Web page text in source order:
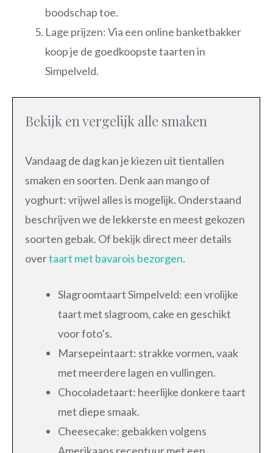
boodschap toe.
Lage prijzen: Via een online banketbakker
koop je de goedkoopste taarten in
Simpelveld.
Bekijk en vergelijk alle smaken
Vandaag de dag kan je kiezen uit tientallen
smaken en soorten. Denk aan mango of
yoghurt: vrijwel alles is mogelijk. Onderstaand
beschrijven we de lekkerste en meest gekozen
soorten gebak. Of bekijk direct meer details
overtaart met bavarois bezorgen.
Slagroomtaart Simpelveld: een vrolijke
taart met slagroom, cake en geschikt
voor foto’s.
Marsepeintaart: strakke vormen, vaak
met meerdere lagen en vullingen.
Chocoladetaart: heerlijke donkere taart
met diepe smaak.
Cheesecake: gebakken volgens